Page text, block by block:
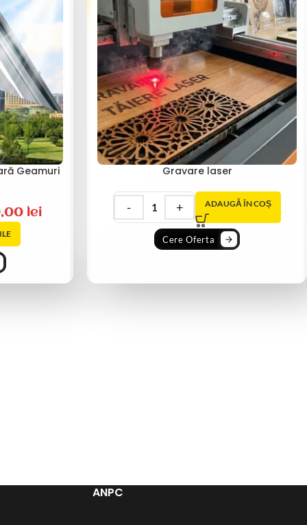
Geamuri
lei
Gravare laser
ADAUGĂ ÎN COȘ
Cere Oferta
ANPC